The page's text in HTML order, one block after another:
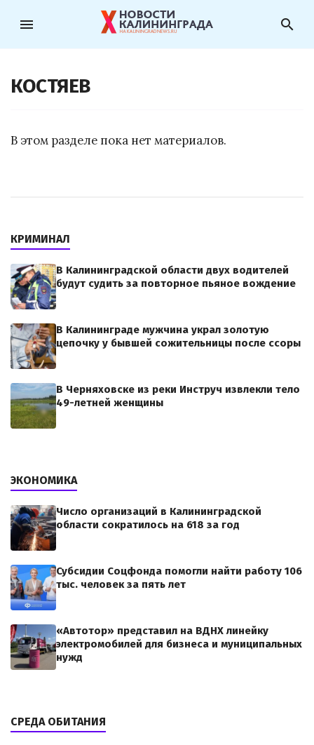
menu search
КОСТЯЕВ
В этом разделе пока нет материалов.
КРИМИНАЛ
В Калининградской области двух водителей
будут судить за повторное пьяное вождение
В Калининграде мужчина украл золотую
цепочку у бывшей сожительницы после ссоры
В Черняховске из реки Инструч извлекли тело
49-летней женщины
ЭКОНОМИКА
Число организаций в Калининградской
области сократилось на 618 за год
Субсидии Соцфонда помогли найти работу 106
тыс. человек за пять лет
«Автотор» представил на ВДНХ линейку
электромобилей для бизнеса и муниципальных
нужд
СРЕДА ОБИТАНИЯ